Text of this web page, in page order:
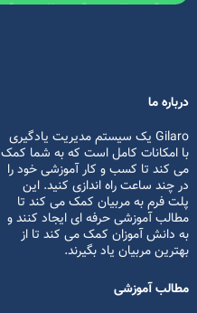
درباره ما
Gilaro یک سیستم مدیریت یادگیری
با امکانات کامل است که به شما کمک
می کند تا کسب و کار آموزشی خود را
در چند ساعت راه اندازی کنید. این
پلت فرم به مربیان کمک می کند تا
مطالب آموزشی حرفه ای ایجاد کنند و
به دانش آموزان کمک می کند تا از
بهترین مربیان یاد بگیرند.
مطالب آموزشی